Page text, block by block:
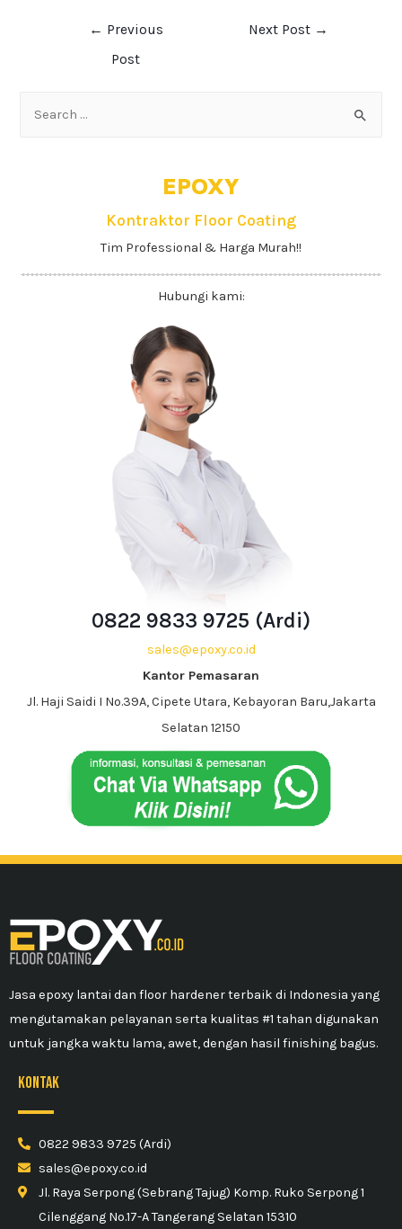
← Previous
Post
Next Post →
EPOXY
Kontraktor Floor Coating
Tim Professional & Harga Murah!!
Hubungi kami:
0822 9833 9725 (Ardi)
sales@epoxy.co.id
Kantor Pemasaran
Jl. Haji Saidi I No.39A, Cipete Utara, Kebayoran Baru,Jakarta
Selatan 12150
Jasa epoxy lantai dan floor hardener terbaik di Indonesia yang
mengutamakan pelayanan serta kualitas #1 tahan digunakan
untuk jangka waktu lama, awet, dengan hasil finishing bagus.
kontak
0822 9833 9725 (Ardi)
sales@epoxy.co.id
Jl. Raya Serpong (Sebrang Tajug) Komp. Ruko Serpong 1
Cilenggang No.17-A Tangerang Selatan 15310